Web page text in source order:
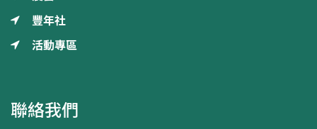
豐年社
活動專區
聯絡我們